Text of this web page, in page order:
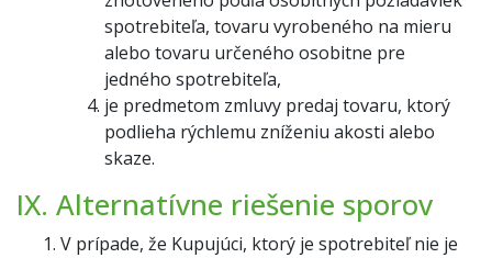
spotrebiteľa, tovaru vyrobeného na mieru
alebo tovaru určeného osobitne pre
jedného spotrebiteľa,
je predmetom zmluvy predaj tovaru, ktorý
podlieha rýchlemu zníženiu akosti alebo
skaze.
IX. Alternatívne riešenie sporov
V prípade, že Kupujúci, ktorý je spotrebiteľ nie je